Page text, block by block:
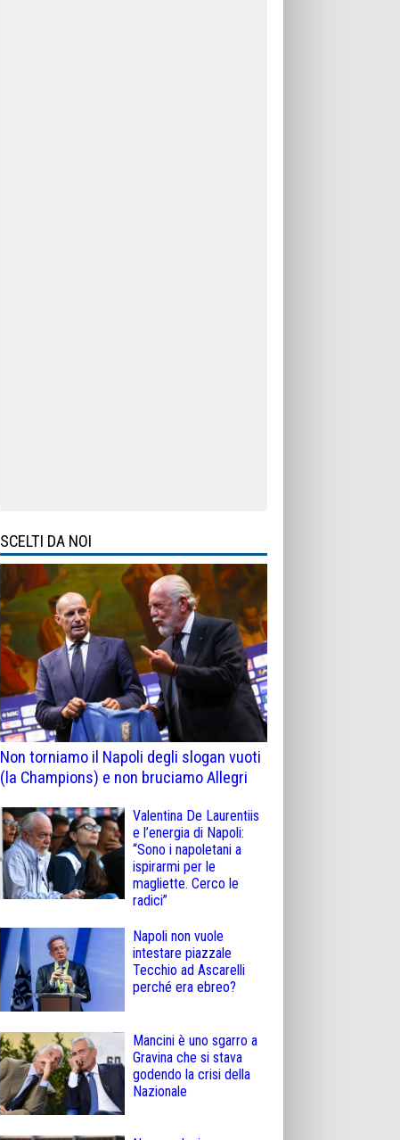
SCELTI DA NOI
Non torniamo il Napoli degli slogan vuoti
(la Champions) e non bruciamo Allegri
Valentina De Laurentiis
e l’energia di Napoli:
“Sono i napoletani a
ispirarmi per le
magliette. Cerco le
radici”
Napoli non vuole
intestare piazzale
Tecchio ad Ascarelli
perché era ebreo?
Mancini è uno sgarro a
Gravina che si stava
godendo la crisi della
Nazionale